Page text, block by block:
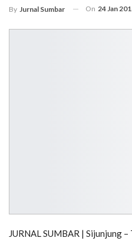
By Jurnal Sumbar On 24 Jan
JURNAL SUMBAR | Sijunjung